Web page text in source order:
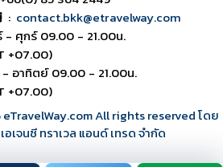
: contact.bkk@etravelway.com
- ศุกร์ 09.00 - 21.00น.
+07.00)
- อาทิตย์ 09.00 - 21.00น.
+07.00)
eTravelWay.com All rights reserved โดย
อเจนซี ทราเวล แอนด์ เทรด จำกัด